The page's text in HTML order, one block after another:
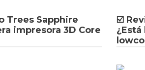
Trees Sapphire
impresora 3D Core
☑️